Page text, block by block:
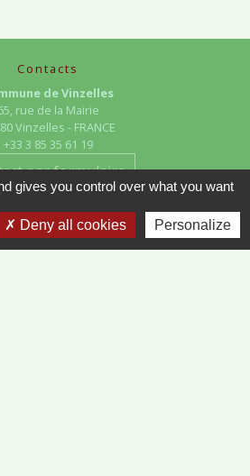
Contacts
de Vinzelles
rue de la Mairie
Vinzelles - FRANCE
+33 3 85 35 61 19
par formulaire
gives you control over what you want
Deny all cookies Personalize